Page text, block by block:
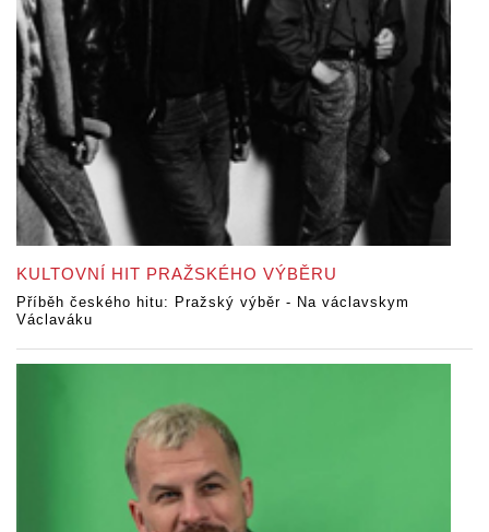
KULTOVNÍ HIT PRAŽSKÉHO VÝBĚRU
Příběh českého hitu: Pražský výběr - Na václavskym
Václaváku